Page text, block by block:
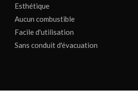
Esthétique
Aucun combustible
Facile d'utilisation
Sans conduit d'évacuation